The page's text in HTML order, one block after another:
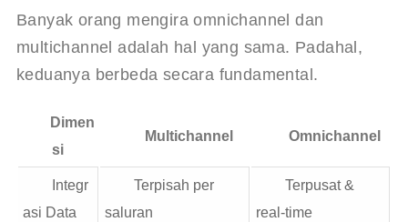
Banyak orang mengira omnichannel dan
multichannel adalah hal yang sama. Padahal,
keduanya berbeda secara fundamental.
Dimen
si
Multichannel Omnichannel
Integr
asi Data
Terpisah per
saluran
Terpusat &
real-time